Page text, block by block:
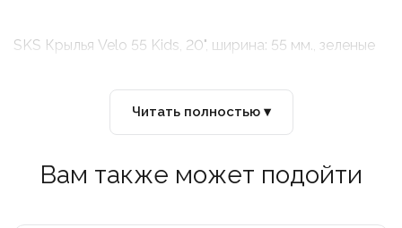
SKS Крылья Velo 55 Kids, 20", ширина: 55 мм., зеленые
Читать полностью ▾
Вам также может подойти